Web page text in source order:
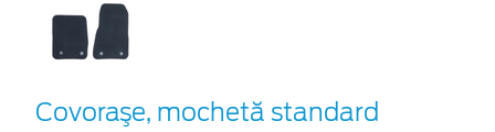
Covoraşe, mochetă standard